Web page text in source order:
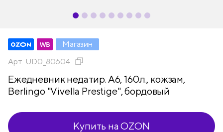
Магазин
Арт. UD0_80604
Ежедневник недатир. А6, 160л., кожзам,
Berlingo "Vivella Prestige", бордовый
Купить на OZON